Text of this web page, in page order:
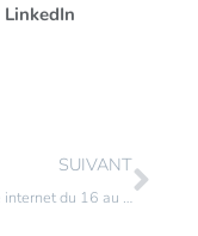
LinkedIn
SUIVANT
L’actualité internet du 16 au 23 août